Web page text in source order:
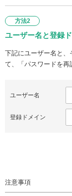
方法2
ユーザー名と登録
下記にユーザー名と、
て、「パスワードを再
ユーザー名
登録ドメイン
注意事項